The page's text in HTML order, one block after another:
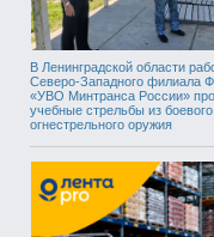
В Ленинградской области
Северо-Западного филиала
«УВО Минтранса России»
учебные стрельбы из боевого
огнестрельного оружия